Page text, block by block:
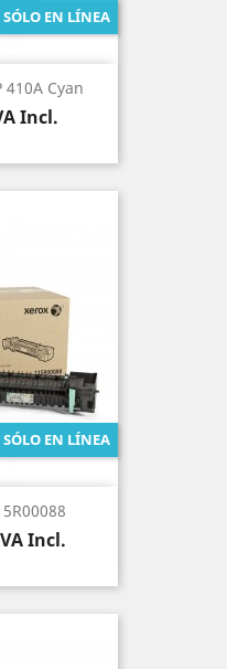
410A Cyan
Incl.
SÓLO EN LÍNEA
Incl.
SÓLO EN LÍNEA